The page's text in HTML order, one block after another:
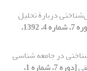
دربارة تحلیل
[دوره 7، شماره 4، 1392،
در جامعه شناسی
[دوره 7، شماره 1،